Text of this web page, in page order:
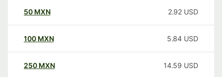
50 MXN 2.92 USD
100 MXN 5.84 USD
250 MXN 14.59 USD